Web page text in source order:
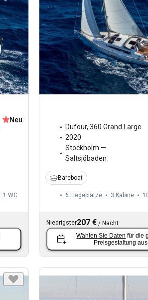
Neu
1 WC
Dufour, 360 Grand Large
2020
Stockholm —
Saltsjöbaden
Bareboat
6 Liegeplätze 3 Kabine
Niedrigster207 €/ Nacht
Wählen Sie Daten für die
Preisgestaltung